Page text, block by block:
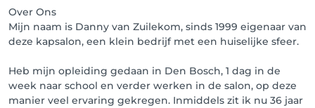
Over Ons
Mijn naam is Danny van Zuilekom, sinds 1999 eigenaar van
deze kapsalon, een klein bedrijf met een huiselijke sfeer.
Heb mijn opleiding gedaan in Den Bosch, 1 dag in de
week naar school en verder werken in de salon, op deze
manier veel ervaring gekregen. Inmiddels zit ik nu 36 jaar